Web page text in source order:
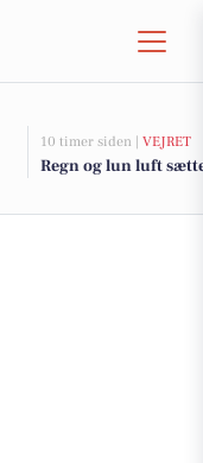
10 timer siden | VEJRET
Regn og lun luft